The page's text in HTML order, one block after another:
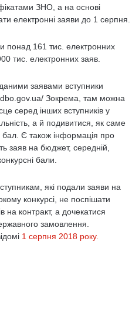
ЗНО, а на основі
електронні заяви до 1 серпня.
понад 161 тис. електронних
тис. електронних заяв.
заявами вступники
Зокрема, там можна
серед інших вступників у
а й подивитися, як саме
бал. Є також інформація про
заяв на бюджет, середній,
бали.
які подали заяви на
конкурсі, не поспішати
на контракт, а дочекатися
замовлення.
1 серпня 2018 року.